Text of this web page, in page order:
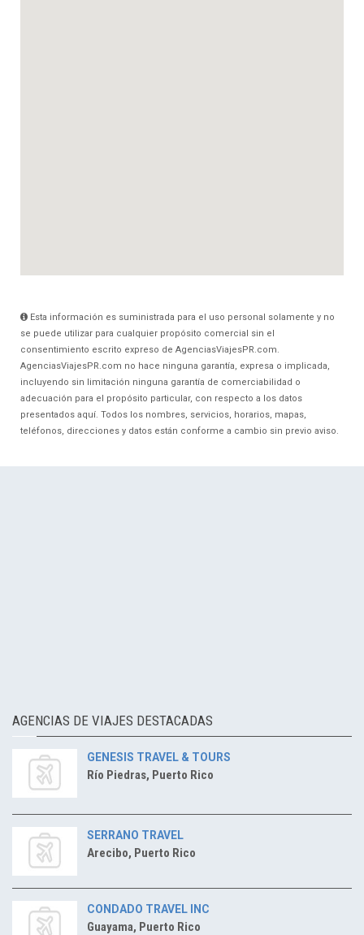
Esta información es suministrada para el uso personal solamente y no
se puede utilizar para cualquier propósito comercial sin el
consentimiento escrito expreso de AgenciasViajesPR.com.
AgenciasViajesPR.com no hace ninguna garantía, expresa o implicada,
incluyendo sin limitación ninguna garantía de comerciabilidad o
adecuación para el propósito particular, con respecto a los datos
presentados aquí. Todos los nombres, servicios, horarios, mapas,
teléfonos, direcciones y datos están conforme a cambio sin previo aviso.
AGENCIAS DE VIAJES DESTACADAS
GENESIS TRAVEL & TOURS
Río Piedras, Puerto Rico
SERRANO TRAVEL
Arecibo, Puerto Rico
CONDADO TRAVEL INC
Guayama, Puerto Rico